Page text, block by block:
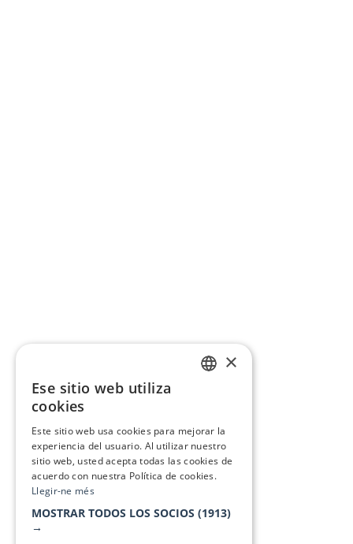
×
Ese sitio web utiliza
cookies
Este sitio web usa cookies para mejorar la
experiencia del usuario. Al utilizar nuestro
sitio web, usted acepta todas las cookies de
acuerdo con nuestra Política de cookies.
Llegir-ne més
MOSTRAR TODOS LOS SOCIOS (1913)
→